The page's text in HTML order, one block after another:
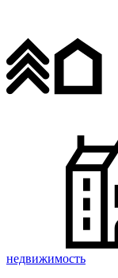
недвижимость